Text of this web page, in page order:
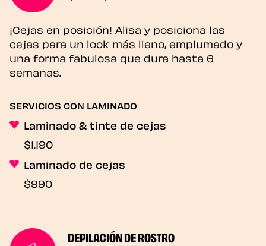
¡Cejas en posición! Alisa y posiciona las
cejas para un look más lleno, emplumado y
una forma fabulosa que dura hasta 6
semanas.
SERVICIOS CON LAMINADO
Laminado & tinte de cejas
$1.190
Laminado de cejas
$990
DEPILACIÓN DE ROSTRO